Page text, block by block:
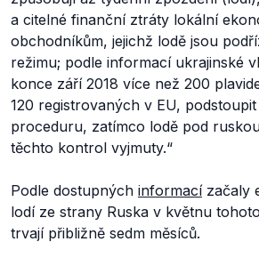
a citelné finanční ztráty lokální
obchodníkům, jejichž lodě jsou
režimu; podle informací ukrajinské
konce září 2018 více než 200
120 registrovaných v EU,
proceduru, zatímco lodě pod
těchto kontrol vyjmuty.“
Podle dostupných informacízačaly
lodí ze strany Ruska v květnu
trvají přibližně sedm měsíců.